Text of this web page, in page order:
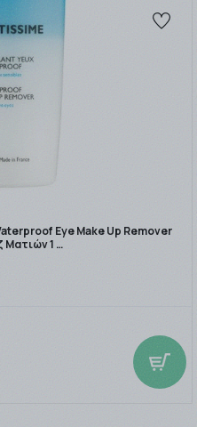
Eye Make Up Remover
Ματιών 1 …